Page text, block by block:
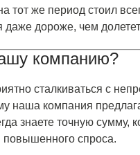
тот же период стоил
даже дороже, чем
компанию?
сталкиваться с
наша компания
знаете точную сумму,
повышенного спроса.